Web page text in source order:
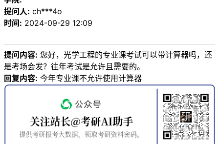
提问人: ch***4o
时间: 2024-09-29 12:09
提问内容: 您好，光学工程的专业课考试可以带计算器吗，还
是考场会发？往年考试是允许且需要的。
回复内容: 今年专业课不允许使用计算器